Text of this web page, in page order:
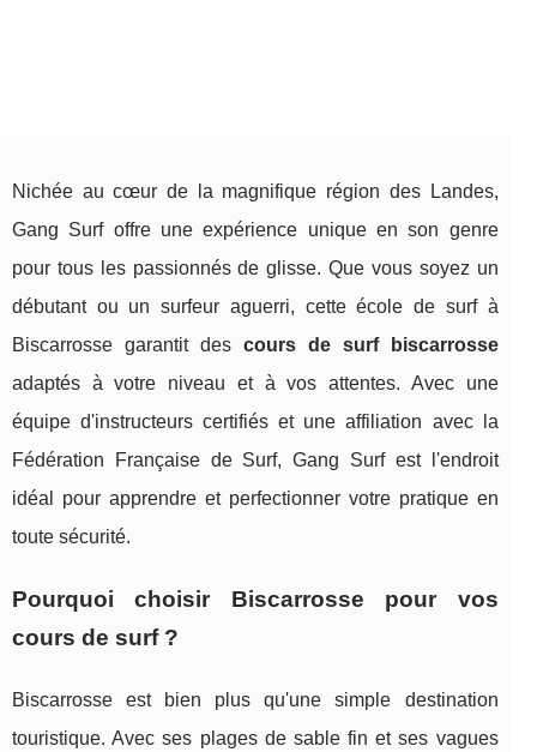
Nichée au cœur de la magnifique région des Landes,
Gang Surf offre une expérience unique en son genre
pour tous les passionnés de glisse. Que vous soyez un
débutant ou un surfeur aguerri, cette école de surf à
Biscarrosse garantit des cours de surf biscarrosse
adaptés à votre niveau et à vos attentes. Avec une
équipe d'instructeurs certifiés et une affiliation avec la
Fédération Française de Surf, Gang Surf est l'endroit
idéal pour apprendre et perfectionner votre pratique en
toute sécurité.
Pourquoi choisir Biscarrosse pour vos
cours de surf ?
Biscarrosse est bien plus qu'une simple destination
touristique. Avec ses plages de sable fin et ses vagues